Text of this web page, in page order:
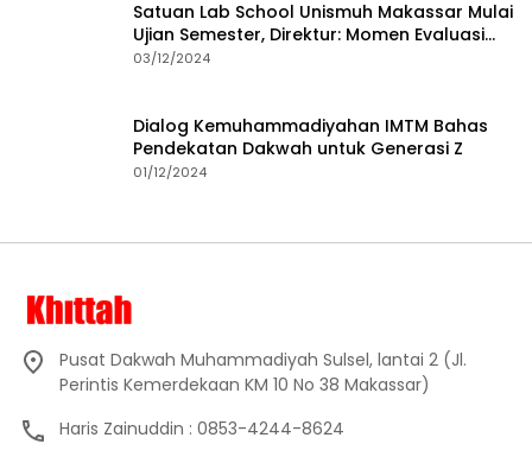
Satuan Lab School Unismuh Makassar Mulai
Ujian Semester, Direktur: Momen Evaluasi
Proses Pembelajaran
03/12/2024
Dialog Kemuhammadiyahan IMTM Bahas
Pendekatan Dakwah untuk Generasi Z
01/12/2024
Pusat Dakwah Muhammadiyah Sulsel, lantai 2 (Jl.
Perintis Kemerdekaan KM 10 No 38 Makassar)
Haris Zainuddin : 0853-4244-8624